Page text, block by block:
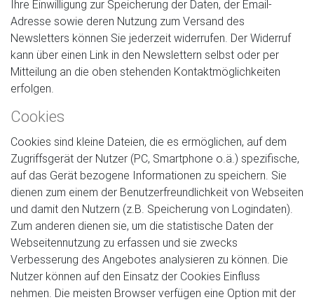
Ihre Einwilligung zur Speicherung der Daten, der Email-
Adresse sowie deren Nutzung zum Versand des
Newsletters können Sie jederzeit widerrufen. Der Widerruf
kann über einen Link in den Newslettern selbst oder per
Mitteilung an die oben stehenden Kontaktmöglichkeiten
erfolgen.
Cookies
Cookies sind kleine Dateien, die es ermöglichen, auf dem
Zugriffsgerät der Nutzer (PC, Smartphone o.ä.) spezifische,
auf das Gerät bezogene Informationen zu speichern. Sie
dienen zum einem der Benutzerfreundlichkeit von Webseiten
und damit den Nutzern (z.B. Speicherung von Logindaten).
Zum anderen dienen sie, um die statistische Daten der
Webseitennutzung zu erfassen und sie zwecks
Verbesserung des Angebotes analysieren zu können. Die
Nutzer können auf den Einsatz der Cookies Einfluss
nehmen. Die meisten Browser verfügen eine Option mit der